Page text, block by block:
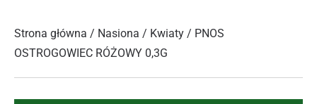
Strona główna / Nasiona / Kwiaty / PNOS
OSTROGOWIEC RÓŻOWY 0,3G